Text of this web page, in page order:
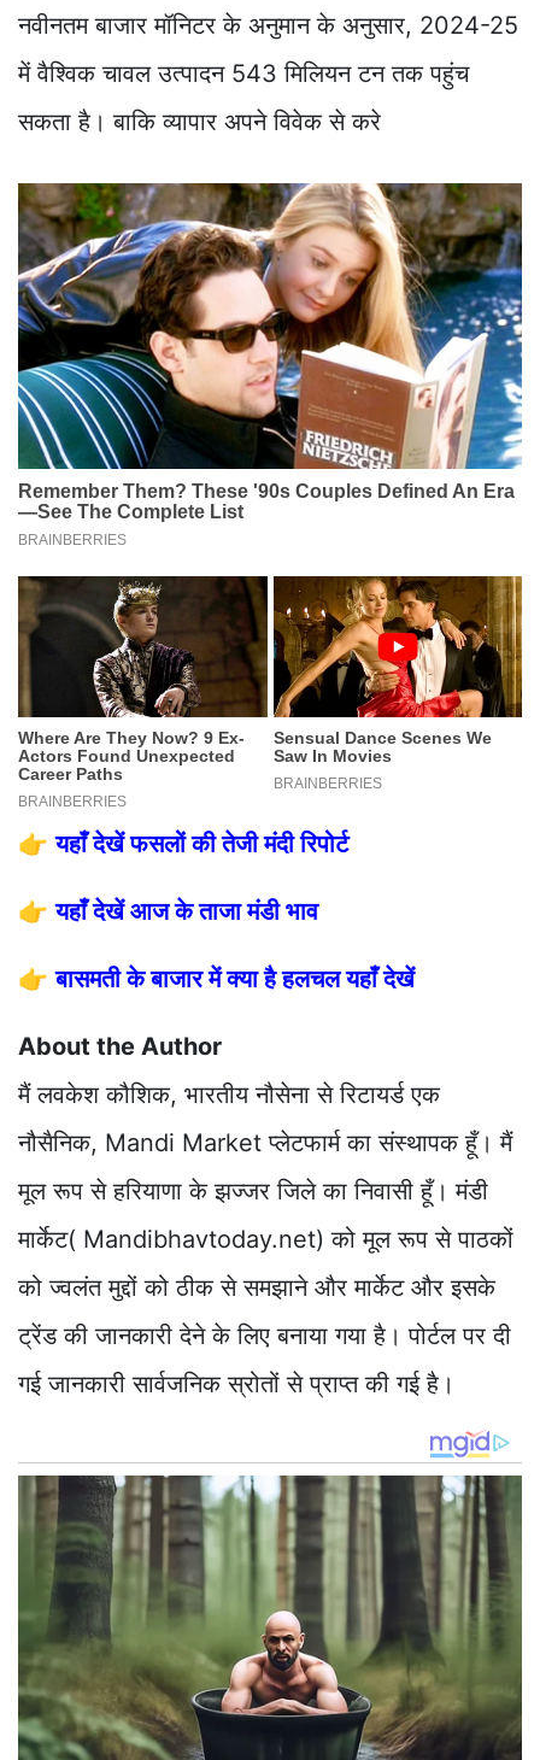
नवीनतम बाजार मॉनिटर के अनुमान के अनुसार, 2024-25
में वैश्विक चावल उत्पादन 543 मिलियन टन तक पहुंच
सकता है। बाकि व्यापार अपने विवेक से करे
👉यहाँ देखें फसलों की तेजी मंदी रिपोर्ट
👉यहाँ देखें आज के ताजा मंडी भाव
👉बासमती के बाजार में क्या है हलचल यहाँ देखें
About the Author
मैं लवकेश कौशिक, भारतीय नौसेना से रिटायर्ड एक
नौसैनिक, Mandi Market प्लेटफार्म का संस्थापक हूँ। मैं
मूल रूप से हरियाणा के झज्जर जिले का निवासी हूँ। मंडी
मार्केट( Mandibhavtoday.net) को मूल रूप से पाठकों
को ज्वलंत मुद्दों को ठीक से समझाने और मार्केट और इसके
ट्रेंड की जानकारी देने के लिए बनाया गया है। पोर्टल पर दी
गई जानकारी सार्वजनिक स्रोतों से प्राप्त की गई है।